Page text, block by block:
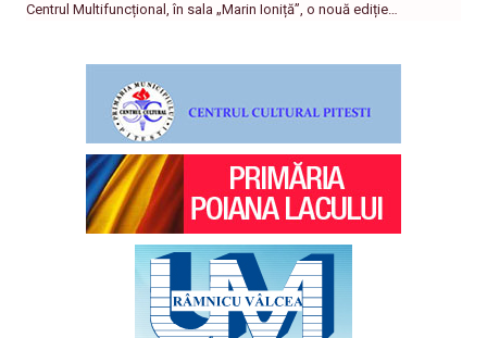
Centrul Multifuncțional, în sala „Marin Ioniță”, o nouă ediție…